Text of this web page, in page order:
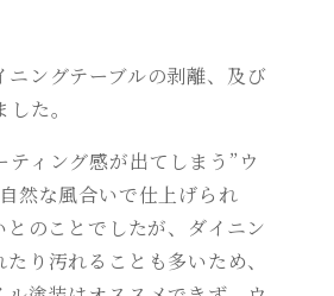
ニングテーブルの剥離、及び
た。
ィング感が出てしまう”ウ
然な風合いで仕上げられ
とのことでしたが、ダイニン
り汚れることも多いため、